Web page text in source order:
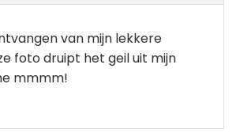
van mijn lekkere
foto druipt het geil uit mijn
mmmm!